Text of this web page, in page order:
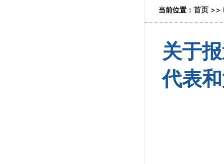
当前位置： 首页
关于
代表